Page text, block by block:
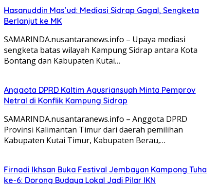
Hasanuddin Mas’ud: Mediasi Sidrap Gagal, Sengketa
Berlanjut ke MK
SAMARINDA.nusantaranews.info – Upaya mediasi
sengketa batas wilayah Kampung Sidrap antara Kota
Bontang dan Kabupaten Kutai…
Anggota DPRD Kaltim Agusriansyah Minta Pemprov
Netral di Konflik Kampung Sidrap
SAMARINDA.nusantaranews.info – Anggota DPRD
Provinsi Kalimantan Timur dari daerah pemilihan
Kabupaten Kutai Timur, Kabupaten Berau,…
Firnadi Ikhsan Buka Festival Jembayan Kampong Tuha
ke-6: Dorong Budaya Lokal Jadi Pilar IKN